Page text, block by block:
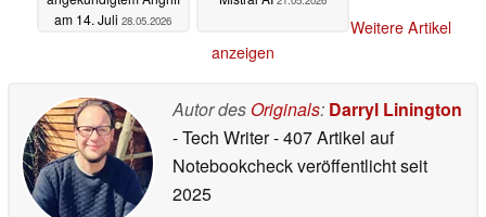
am 14. Juli 28.05.2026
Weitere Artikel
anzeigen
Autor des Originals: Darryl Linington
- Tech Writer- 407 Artikel auf
Notebookcheck veröffentlichtseit
2025